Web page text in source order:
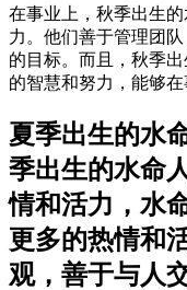
在事业上，秋季出生
力。他们善于管理团
的目标。而且，秋季
的智慧和努力，能够
夏季出生的水
季出生的水命
情和活力，水
更多的热情和
观，善于与人